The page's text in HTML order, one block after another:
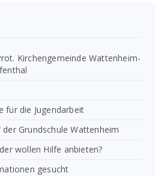
Kirchengemeinde Wattenheim-
für die Jugendarbeit
der Grundschule Wattenheim
wollen Hilfe anbieten?
gesucht